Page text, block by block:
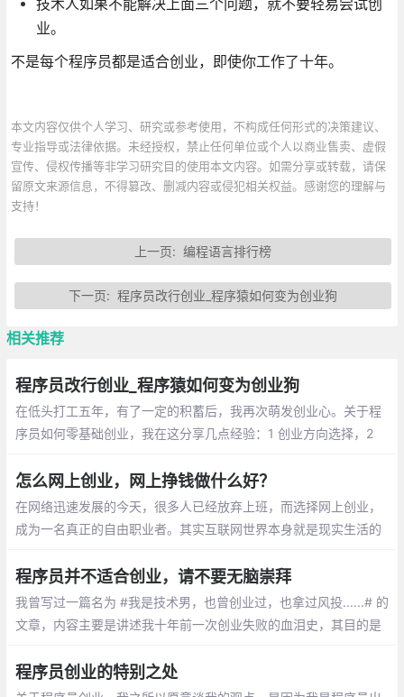
业。
不是每个程序员都是适合创业，即使你工作了十年。
本文内容仅供个人学习、研究或参考使用，不构成任何形式的决策建议、
专业指导或法律依据。未经授权，禁止任何单位或个人以商业售卖、虚假
宣传、侵权传播等非学习研究目的使用本文内容。如需分享或转载，请保
留原文来源信息，不得篡改、删减内容或侵犯相关权益。感谢您的理解与
支持！
上一页: 编程语言排行榜
下一页: 程序员改行创业_程序猿如何变为创业狗
相关推荐
程序员改行创业_程序猿如何变为创业狗
在低头打工五年，有了一定的积蓄后，我再次萌发创业心。关于程
序员如何零基础创业，我在这分享几点经验：1 创业方向选择，2
谈钱
怎么网上创业，网上挣钱做什么好？
在网络迅速发展的今天，很多人已经放弃上班，而选择网上创业，
成为一名真正的自由职业者。其实互联网世界本身就是现实生活的
就是金钱，只是看你如何变现
程序员并不适合创业，请不要无脑崇拜
我曾写过一篇名为 #我是技术男，也曾创业过，也拿过风投......# 的
文章，内容主要是讲述我十年前一次创业失败的血泪史，其目的是
程序员创业的特别之处